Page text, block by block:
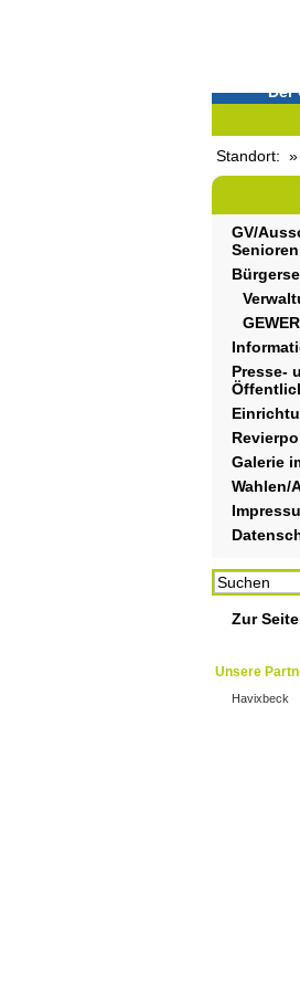
Der
Standort: »
GV/
Presse-
Galerie
Wahlen/
Zur
Unsere
Havixbeck